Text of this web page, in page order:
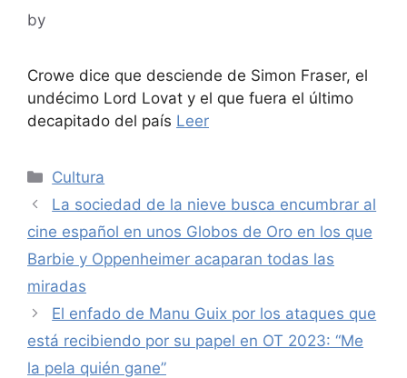
by
Crowe dice que desciende de Simon Fraser, el
undécimo Lord Lovat y el que fuera el último
decapitado del país Leer
Categories
Cultura
La sociedad de la nieve busca encumbrar al
cine español en unos Globos de Oro en los que
Barbie y Oppenheimer acaparan todas las
miradas
El enfado de Manu Guix por los ataques que
está recibiendo por su papel en OT 2023: “Me
la pela quién gane”